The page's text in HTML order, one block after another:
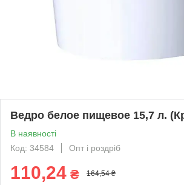
Ведро белое пищевое 15,7 л.
В наявності
Код: 34584
Опт і роздріб
110,24 ₴ 164,54 ₴